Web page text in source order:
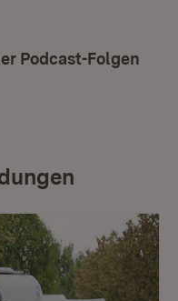
Podcast-Folgen